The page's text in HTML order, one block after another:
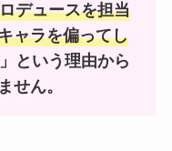
デュースを担当
ャラを偏ってし
」という理由から
せん。